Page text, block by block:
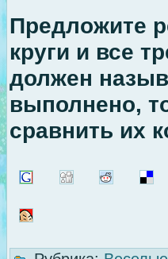
Предложите
круги и все
должен
выполнено,
сравнить их